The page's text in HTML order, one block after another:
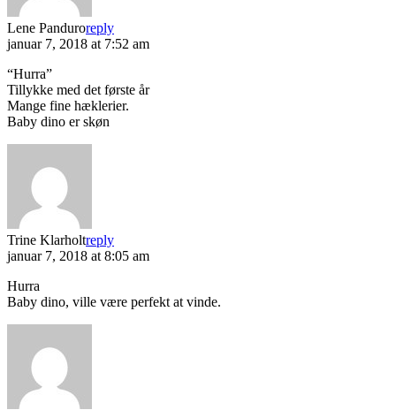
Lene Panduroreply
januar 7, 2018 at 7:52 am
“Hurra”
Tillykke med det første år
Mange fine hæklerier.
Baby dino er skøn
Trine Klarholtreply
januar 7, 2018 at 8:05 am
Hurra
Baby dino, ville være perfekt at vinde.